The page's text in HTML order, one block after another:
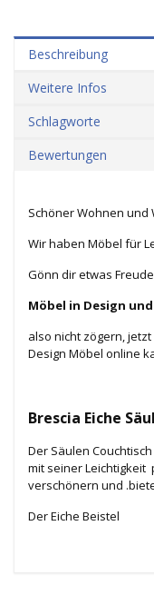
Beschreibung
Weitere Infos
Schlagworte
Bewertungen
Schöner Wohnen und
Wir haben Möbel für
Gönn dir etwas Freude,
Möbel in Design
also nicht zögern,
Design Möbel online
Brescia Eiche
Der Säulen
mit seiner
verschönern und
Der Eiche Beistel